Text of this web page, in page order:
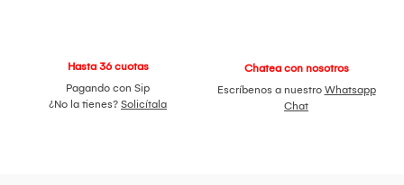
Hasta 36 cuotas
Pagando con Sip
¿No la tienes? Solicítala
Chatea con nosotros
Escríbenos a nuestro Whatsapp
Chat